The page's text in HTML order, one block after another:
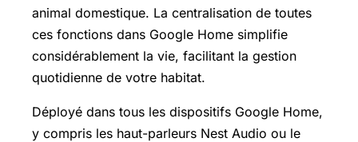
animal domestique. La centralisation de toutes
ces fonctions dans Google Home simplifie
considérablement la vie, facilitant la gestion
quotidienne de votre habitat.
Déployé dans tous les dispositifs Google Home,
y compris les haut-parleurs Nest Audio ou le